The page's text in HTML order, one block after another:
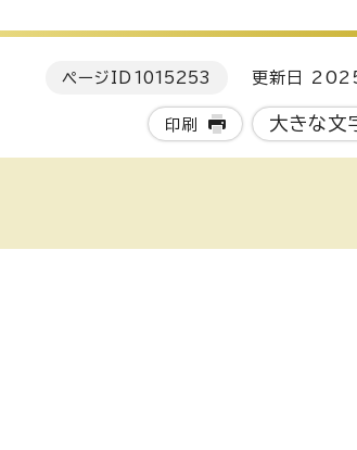
ページID 1015253 更新日
印刷 大きな文